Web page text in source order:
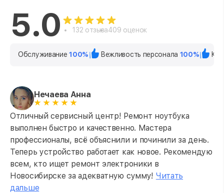
5.0 132 отзыва409 оценок
Обслуживание100% Вежливость персонала 100%
Нечаева Анна
Отличный сервисный центр! Ремонт ноутбука
выполнен быстро и качественно. Мастера
профессионалы, всё объяснили и починили за день.
Теперь устройство работает как новое. Рекомендую
всем, кто ищет ремонт электроники в
Новосибирске за адекватную сумму! Читать
дальше